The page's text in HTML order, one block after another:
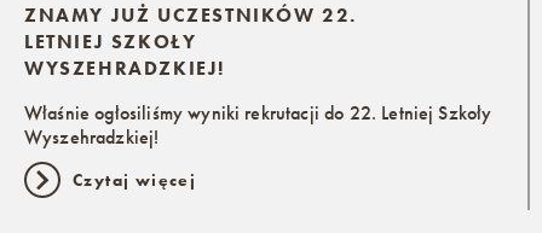
ZNAMY JUŻ UCZESTNIKÓW 22.
LETNIEJ SZKOŁY
WYSZEHRADZKIEJ!
Właśnie ogłosiliśmy wyniki rekrutacji do 22. Letniej Szkoły
Wyszehradzkiej!
Czytaj więcej